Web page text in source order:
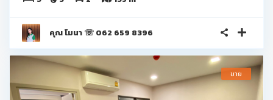
คุณ โมนา ☏ 062 659 8396
ขาย